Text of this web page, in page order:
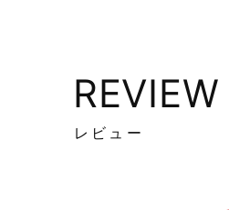
REVIEW
レビュー